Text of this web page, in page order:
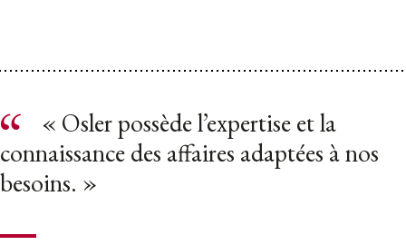
« Osler possède l’expertise et la
connaissance des affaires adaptées à nos
besoins. »